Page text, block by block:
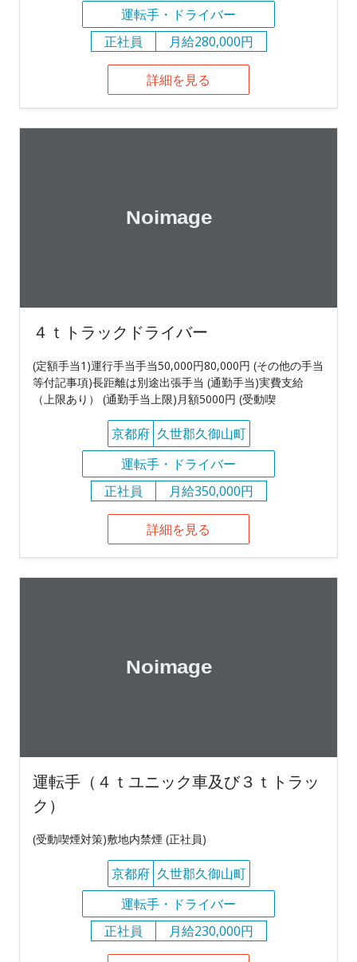
運転手・ドライバー
正社員
月給280,000円
詳細を見る
４ｔトラックドライバー
(定額手当1)運行手当手当50,000円80,000円 (その他の手当
等付記事項)長距離は別途出張手当 (通勤手当)実費支給
（上限あり） (通勤手当上限)月額5000円 (受動喫
京都府 久世郡久御山町
運転手・ドライバー
正社員
月給350,000円
詳細を見る
運転手（４ｔユニック車及び３ｔトラッ
ク）
(受動喫煙対策)敷地内禁煙 (正社員)
京都府 久世郡久御山町
運転手・ドライバー
正社員
月給230,000円